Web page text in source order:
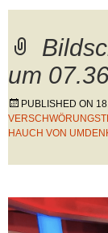
um
PUBLISHED ON
HAUCH VON